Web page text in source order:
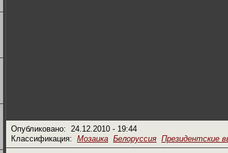
Опубликовано: 24.12.2010 - 19:44
Классификация: Мозаика Белоруссия Президентские